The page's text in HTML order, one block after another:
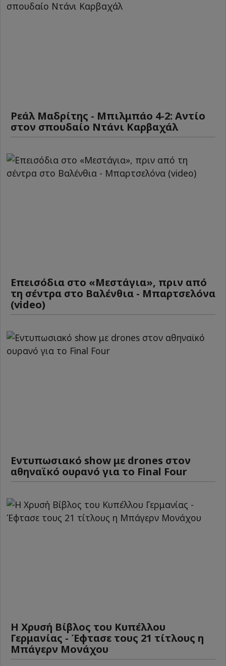
Ρεάλ Μαδρίτης - Μπιλμπάο 4-2: Αντίο
στον σπουδαίο Ντάνι Καρβαχάλ
Επεισόδια στο «Μεστάγια», πριν από
τη σέντρα στο Βαλένθια - Μπαρτσελόνα
(video)
Εντυπωσιακό show με drones στον
αθηναϊκό ουρανό για το Final Four
Η Χρυσή Βίβλος του Κυπέλλου
Γερμανίας - Έφτασε τους 21 τίτλους η
Μπάγερν Μονάχου